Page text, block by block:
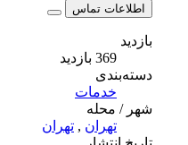
اطلاعات تماس
دسته‌بندی
خدمات
شهر / محله
تهران,تهران